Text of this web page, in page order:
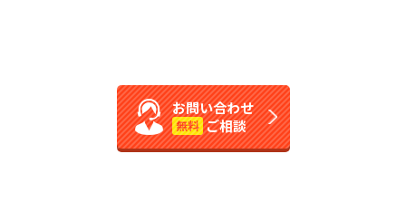
お問い合わせ
無料 ご相談